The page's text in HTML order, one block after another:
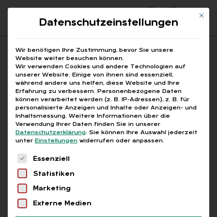
Suchfeld
Suchen
Breadcrumb-Navigation
STARTSEITE
PRINTAUSGABEN
TITELTHEMA: PROFITABLE AUSSICHTEN FÜR …
EUROPAS ROLLE ALS GLOBALER PARTNER FÜR …
Inhaltsverzeichnis
Abo
Mit
Datenschutzeinstellungen
Wir benötigen Ihre Zustimmung, bevor Sie unsere
Website weiter besuchen können.
Wir verwenden Cookies und andere Technologien auf
unserer Website. Einige von ihnen sind essenziell,
während andere uns helfen, diese Website und Ihre
Erfahrung zu verbessern. Personenbezogene Daten
können verarbeitet werden (z. B. IP-Adressen), z. B. für
personalisierte Anzeigen und Inhalte oder Anzeigen- und
Inhaltsmessung. Weitere Informationen über die
Verwendung Ihrer Daten finden Sie in unserer
Datenschutzerklärung. Sie können Ihre Auswahl jederzeit
unter Einstellungen widerrufen oder anpassen.
Es folgt eine Liste der Service-Gruppen, für
Essenziell
Statistiken
Marketing
Externe Medien